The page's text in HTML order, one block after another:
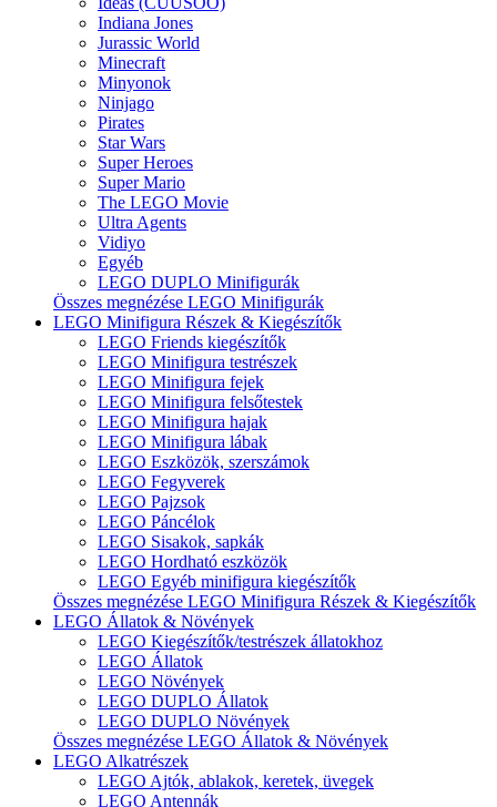
Indiana Jones
Jurassic World
Minecraft
Minyonok
Ninjago
Pirates
Star Wars
Super Heroes
Super Mario
The LEGO Movie
Ultra Agents
Vidiyo
Egyéb
LEGO DUPLO Minifigurák
Összes megnézése LEGO Minifigurák
LEGO Minifigura Részek & Kiegészítők
LEGO Friends kiegészítők
LEGO Minifigura testrészek
LEGO Minifigura fejek
LEGO Minifigura felsőtestek
LEGO Minifigura hajak
LEGO Minifigura lábak
LEGO Eszközök, szerszámok
LEGO Fegyverek
LEGO Pajzsok
LEGO Páncélok
LEGO Sisakok, sapkák
LEGO Hordható eszközök
LEGO Egyéb minifigura kiegészítők
Összes megnézése LEGO Minifigura Részek & Kiegészítők
LEGO Állatok & Növények
LEGO Kiegészítők/testrészek állatokhoz
LEGO Állatok
LEGO Növények
LEGO DUPLO Állatok
LEGO DUPLO Növények
Összes megnézése LEGO Állatok & Növények
LEGO Alkatrészek
LEGO Ajtók, ablakok, keretek, üvegek
LEGO Antennák